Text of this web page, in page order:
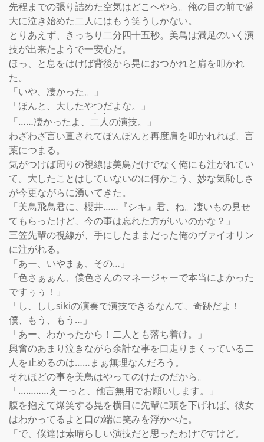
先程までの張り詰めた空気はどこへやら。俺の目の前で盛
大に泣き始めた二人にはもう笑うしかない。
とりあえず、きっちり二分四十五秒。美鳥は満足のいく演
技が出来たようで一安心だ。
ほっ、と息をはけば背後から晃におつかれと肩を叩かれ
た。
「いや、凄かった。」
「ほんと、大したやつだよな。」
「……凄かったよ、 二人の演技。」
わざわざ言い直されてぽんぽんと再度肩を叩かれれば、言
葉につまる。
気がつけば周りの視線は美鳥だけでなく俺にも注がれてい
て。大したことはしていないのに何かこう、妙な気恥しさ
が今更ながらに湧いてきた。
「美鳥飛鳥君に、櫻井……『シキ』君、ね。凄いもの見せ
てもらったけど、今の事は忘れた方がいいのかな？」
三笠先輩の視線が、手にしたままだった俺のヴァイオリン
に注がれる。
「あー、いやまぁ、その…」
「色さぁぁん、僕色さんのマネージャーで本当によかった
ですぅぅ！」
「し、ししsikiの演奏で演技できるなんて、奇跡だよ！
僕、もう、もう…」
「あー、わかったから！二人とも落ち着け。」
興奮のあまり泣きながら余計な事を口走りまくっている二
人を止めるのは……まぁ無理なんだろう。
それほどの事を美鳥はやってのけたのだから。
「…………えーっと、他言無用でお願いします。」
腹を抱えて爆笑する晃を横目に先輩に頭を下げれば、彼女
はわかってるよと口の端に笑みを浮かべた。
「で、僕達は素晴らしい演技だと思ったわけですけど。